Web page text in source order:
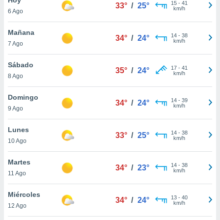
en
más
nuestra
de
cookies
aceptar
6 Ago
33° / 25° 15- 41
km/h
Mañana
7 Ago
34° / 24° 14- 38
km/h
Sábado
8 Ago
35° / 24° 17- 41
km/h
Domingo
9 Ago
34° / 24° 14- 39
km/h
Lunes
10 Ago
33° / 25° 14- 38
km/h
Martes
11 Ago
34° / 23° 14- 38
km/h
Miércoles
12 Ago
34° / 24° 13- 40
km/h